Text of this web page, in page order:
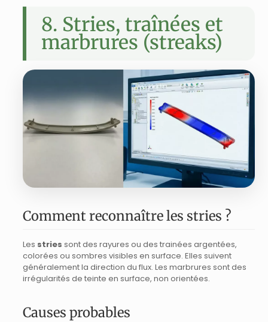
8. Stries, traînées et
marbrures (streaks)
Comment reconnaître les stries ?
Les stries sont des rayures ou des trainées argentées,
colorées ou sombres visibles en surface. Elles suivent
généralement la direction du flux. Les marbrures sont des
irrégularités de teinte en surface, non orientées.
Causes probables